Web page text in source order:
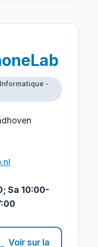
-
Sa 10:00-
Voir sur la